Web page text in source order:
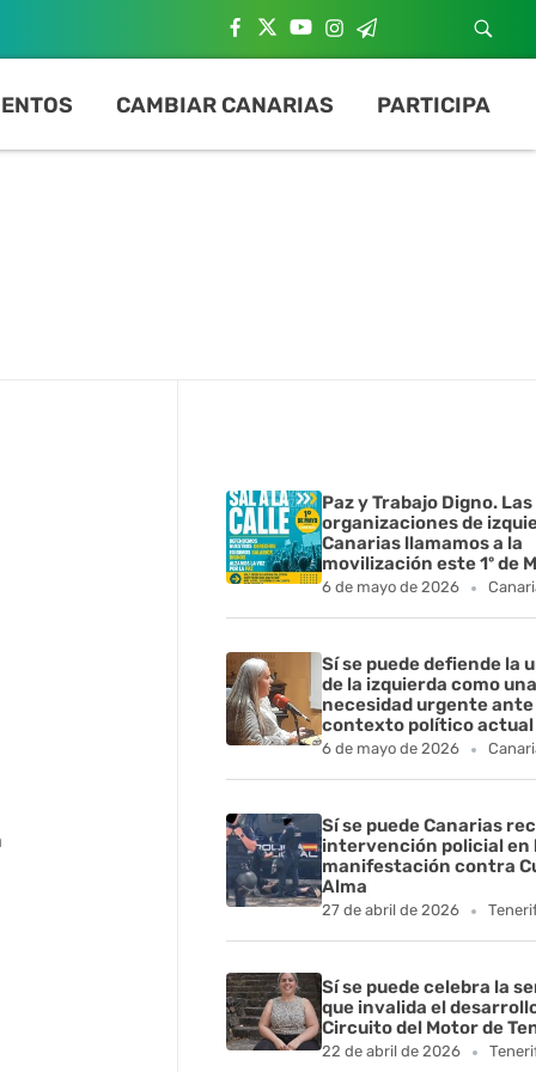
CAMBIAR CANARIAS PARTICIPA
Paz y Trabajo Digno. Las
organizaciones de
Canarias llamamos a la
movilización este 1º de
6 de mayo de 2026
Sí se puede defiende la
de la izquierda como una
necesidad urgente ante
contexto político actual
6 de mayo de 2026
Sí se puede Canarias
intervención policial en
manifestación contra
Alma
27 de abril de 2026
Sí se puede celebra la
que invalida el
Circuito del Motor de
22 de abril de 2026